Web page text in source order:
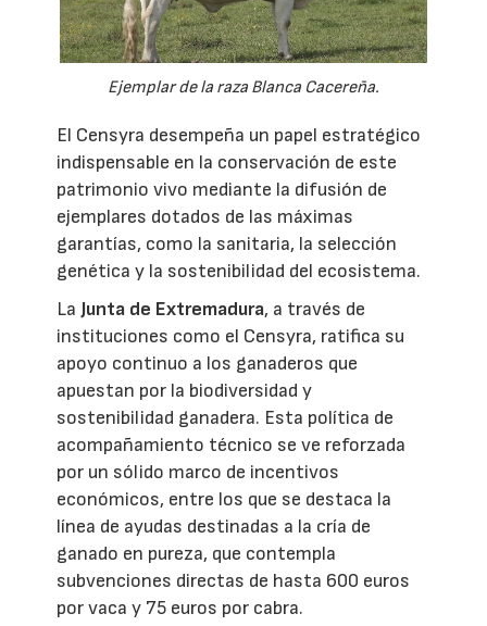
Ejemplar de la raza Blanca Cacereña.
El Censyra desempeña un papel estratégico
indispensable en la conservación de este
patrimonio vivo mediante la difusión de
ejemplares dotados de las máximas
garantías, como la sanitaria, la selección
genética y la sostenibilidad del ecosistema.
La Junta de Extremadura, a través de
instituciones como el Censyra, ratifica su
apoyo continuo a los ganaderos que
apuestan por la biodiversidad y
sostenibilidad ganadera. Esta política de
acompañamiento técnico se ve reforzada
por un sólido marco de incentivos
económicos, entre los que se destaca la
línea de ayudas destinadas a la cría de
ganado en pureza, que contempla
subvenciones directas de hasta 600 euros
por vaca y 75 euros por cabra.